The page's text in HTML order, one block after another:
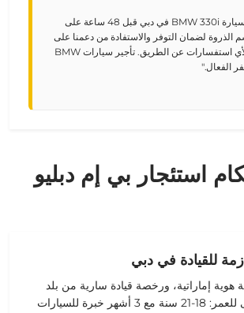
"احجز استئجار سيارة BMW 330i في دبي قبل 48 ساعة على
الذروة لضمان التوفر والاستفادة من دعمنا على
مدار 24 ساعة لأي استفسارات عن الطريق. تأجير سيارات BMW
الفعال."
استئجار بي إم دبليو
للقيادة في دبي
هوية إماراتية، ورخصة قيادة سارية من بلد
الإقامة. الحد الأدنى للعمر: 18-21 سنة مع 3 أشهر خبرة للسيارات